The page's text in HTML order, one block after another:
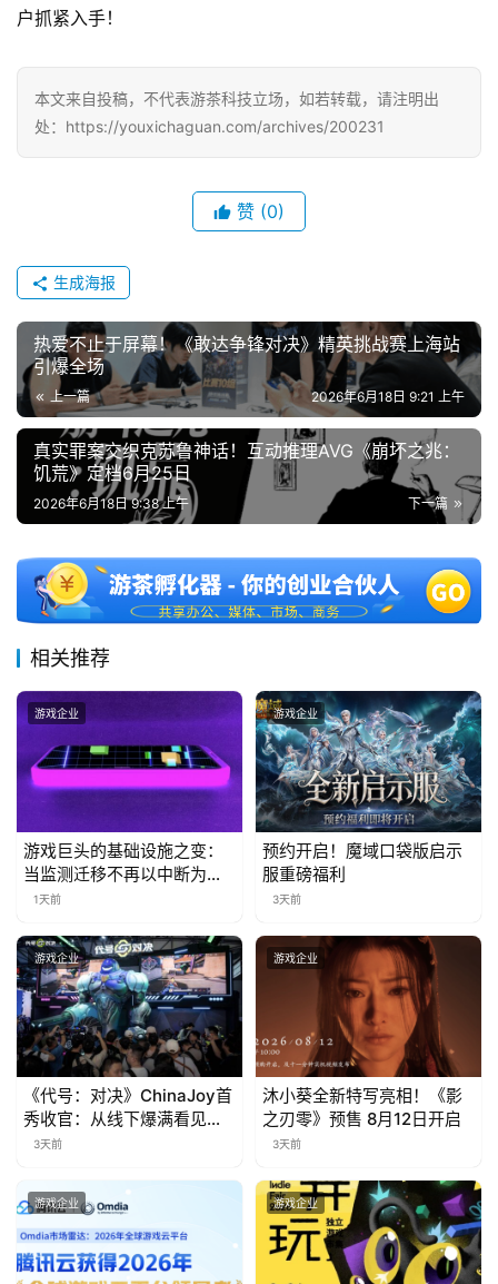
户抓紧入手！
本文来自投稿，不代表游茶科技立场，如若转载，请注明出
处：https://youxichaguan.com/archives/200231
赞 (0)
生成海报
热爱不止于屏幕！《敢达争锋对决》精英挑战赛上海站
引爆全场
上一篇 2026年6月18日 9:21 上午
真实罪案交织克苏鲁神话！互动推理AVG《崩坏之兆：
饥荒》定档6月25日
下一篇
2026年6月18日 9:38 上午
相关推荐
游戏企业
游戏巨头的基础设施之变：
当监测迁移不再以中断为代
价
1天前
游戏企业
预约开启！魔域口袋版启示
服重磅福利
3天前
游戏企业
《代号：对决》ChinaJoy首
秀收官：从线下爆满看见玩
家的真实期待
3天前
游戏企业
沐小葵全新特写亮相！《影
之刃零》预售 8月12日开启
3天前
游戏企业 游戏企业